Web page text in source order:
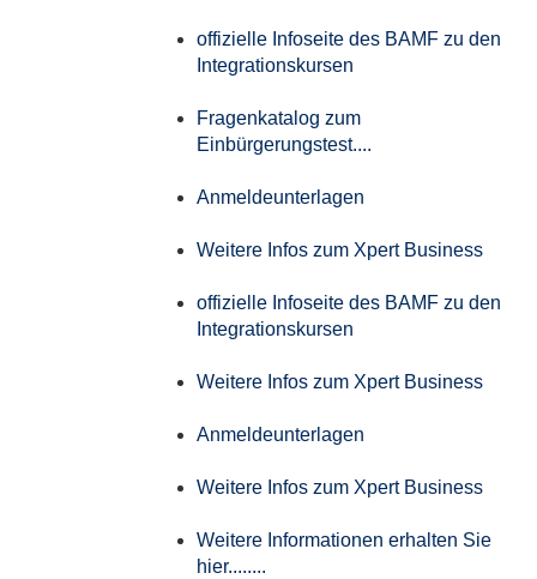
offizielle Infoseite des BAMF zu den
Integrationskursen
Fragenkatalog zum
Einbürgerungstest....
Anmeldeunterlagen
Weitere Infos zum Xpert Business
offizielle Infoseite des BAMF zu den
Integrationskursen
Weitere Infos zum Xpert Business
Anmeldeunterlagen
Weitere Infos zum Xpert Business
Weitere Informationen erhalten Sie
hier........